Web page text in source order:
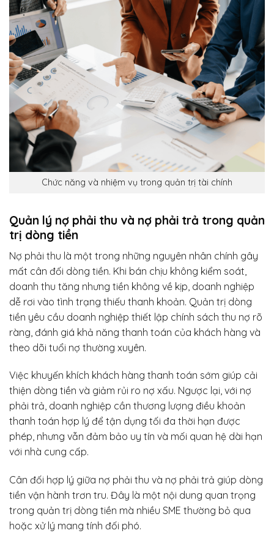
Chức năng và nhiệm vụ trong quản trị tài chính
Quản lý nợ phải thu và nợ phải trả trong quản
trị dòng tiền
Nợ phải thu là một trong những nguyên nhân chính gây
mất cân đối dòng tiền. Khi bán chịu không kiểm soát,
doanh thu tăng nhưng tiền không về kịp, doanh nghiệp
dễ rơi vào tình trạng thiếu thanh khoản. Quản trị dòng
tiền yêu cầu doanh nghiệp thiết lập chính sách thu nợ rõ
ràng, đánh giá khả năng thanh toán của khách hàng và
theo dõi tuổi nợ thường xuyên.
Việc khuyến khích khách hàng thanh toán sớm giúp cải
thiện dòng tiền và giảm rủi ro nợ xấu. Ngược lại, với nợ
phải trả, doanh nghiệp cần thương lượng điều khoản
thanh toán hợp lý để tận dụng tối đa thời hạn được
phép, nhưng vẫn đảm bảo uy tín và mối quan hệ dài hạn
với nhà cung cấp.
Cân đối hợp lý giữa nợ phải thu và nợ phải trả giúp dòng
tiền vận hành trơn tru. Đây là một nội dung quan trọng
trong quản trị dòng tiền mà nhiều SME thường bỏ qua
hoặc xử lý mang tính đối phó.